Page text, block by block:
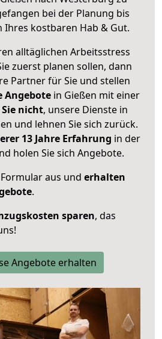
bei der Planung bis
Ihres kostbaren Hab & Gut.
alltäglichen Arbeitsstress
zuerst planen sollen, dann
Partner für Sie und stellen
Angebote in Gießen mit einer
nicht, unsere Dienste in
und lehnen Sie sich zurück.
13 Jahre Erfahrung in der
holen Sie sich Angebote.
aus und erhalten
.
sparen, das
Angebote erhalten